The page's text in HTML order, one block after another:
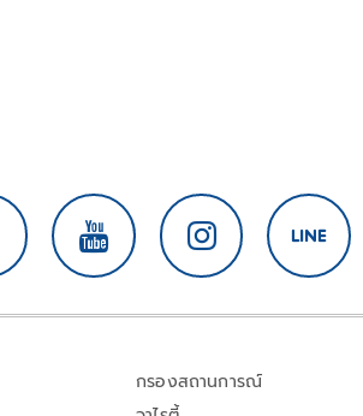
กรองสถานการณ์